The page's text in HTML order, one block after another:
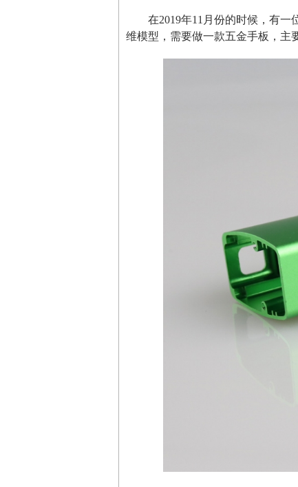
在2019年11月份的时候，有
维模型，需要做一款五金手板，主